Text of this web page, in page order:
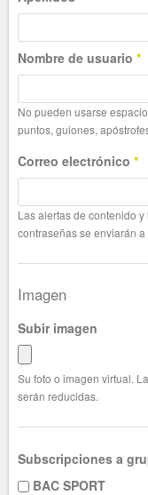
Nombre de usuario *
No pueden usarse
puntos, guiones,
Correo electrónico *
Las alertas de contenido
contraseñas se enviarán
Imagen
Subir imagen
Su foto o imagen virtual.
serán reducidas.
Subscripciones a
BAC SPORT